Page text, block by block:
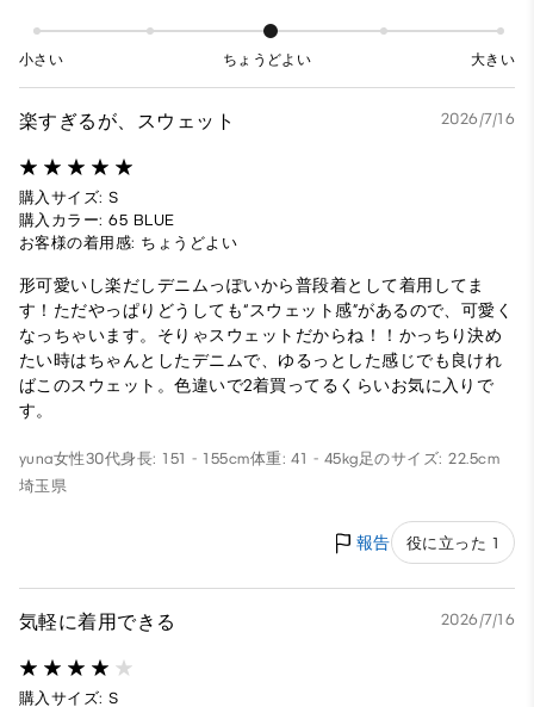
小さい ちょうどよい 大きい
楽すぎるが、スウェット 2026/7/16
購入サイズ: S
購入カラー: 65 BLUE
お客様の着用感: ちょうどよい
形可愛いし楽だしデニムっぽいから普段着として着用してま
す！ただやっぱりどうしても“スウェット感”があるので、可愛く
なっちゃいます。そりゃスウェットだからね！！かっちり決め
たい時はちゃんとしたデニムで、ゆるっとした感じでも良けれ
ばこのスウェット。色違いで2着買ってるくらいお気に入りで
す。
yuna女性30代身長: 151 - 155cm体重: 41 - 45kg足のサイズ: 22.5cm
埼玉県
報告 役に立った 1
気軽に着用できる 2026/7/16
購入サイズ: S